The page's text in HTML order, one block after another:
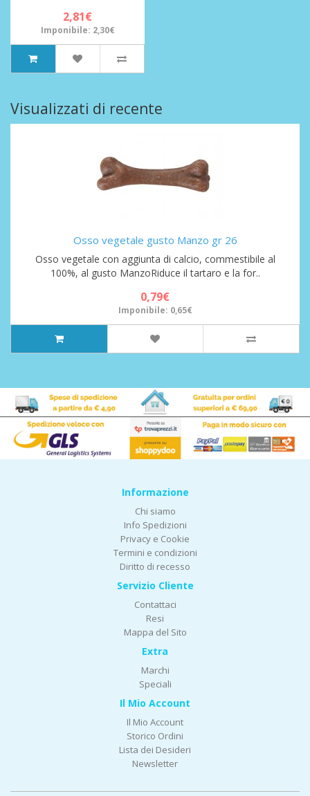
2,81€
Imponibile: 2,30€
Visualizzati di recente
Osso vegetale gusto Manzo gr 26
Osso vegetale con aggiunta di calcio, commestibile al
100%, al gusto ManzoRiduce il tartaro e la for..
0,79€
Imponibile: 0,65€
Informazione
Chi siamo
Info Spedizioni
Privacy e Cookie
Termini e condizioni
Diritto di recesso
Servizio Cliente
Contattaci
Resi
Mappa del Sito
Extra
Marchi
Speciali
Il Mio Account
Il Mio Account
Storico Ordini
Lista dei Desideri
Newsletter